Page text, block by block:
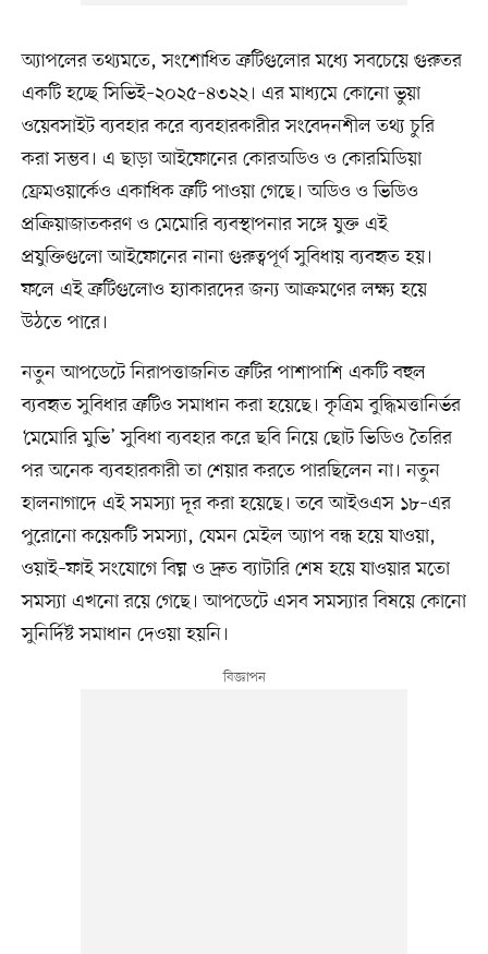
অ্যাপলের তথ্যমতে, সংশোধিত ত্রুটিগুলোর মধ্যে সবচেয়ে গুরুতর
একটি হচ্ছে সিভিই–২০২৫–৪৩২২। এর মাধ্যমে কোনো ভুয়া
ওয়েবসাইট ব্যবহার করে ব্যবহারকারীর সংবেদনশীল তথ্য চুরি
করা সম্ভব। এ ছাড়া আইফোনের কোরঅডিও ও কোরমিডিয়া
ফ্রেমওয়ার্কেও একাধিক ত্রুটি পাওয়া গেছে। অডিও ও ভিডিও
প্রক্রিয়াজাতকরণ ও মেমোরি ব্যবস্থাপনার সঙ্গে যুক্ত এই
প্রযুক্তিগুলো আইফোনের নানা গুরুত্বপূর্ণ সুবিধায় ব্যবহৃত হয়।
ফলে এই ত্রুটিগুলোও হ্যাকারদের জন্য আক্রমণের লক্ষ্য হয়ে
উঠতে পারে।
নতুন আপডেটে নিরাপত্তাজনিত ত্রুটির পাশাপাশি একটি বহুল
ব্যবহৃত সুবিধার ত্রুটিও সমাধান করা হয়েছে। কৃত্রিম বুদ্ধিমত্তানির্ভর
‘মেমোরি মুভি’ সুবিধা ব্যবহার করে ছবি নিয়ে ছোট ভিডিও তৈরির
পর অনেক ব্যবহারকারী তা শেয়ার করতে পারছিলেন না। নতুন
হালনাগাদে এই সমস্যা দূর করা হয়েছে। তবে আইওএস ১৮–এর
পুরোনো কয়েকটি সমস্যা, যেমন মেইল অ্যাপ বন্ধ হয়ে যাওয়া,
ওয়াই–ফাই সংযোগে বিঘ্ন ও দ্রুত ব্যাটারি শেষ হয়ে যাওয়ার মতো
সমস্যা এখনো রয়ে গেছে। আপডেটে এসব সমস্যার বিষয়ে কোনো
সুনির্দিষ্ট সমাধান দেওয়া হয়নি।